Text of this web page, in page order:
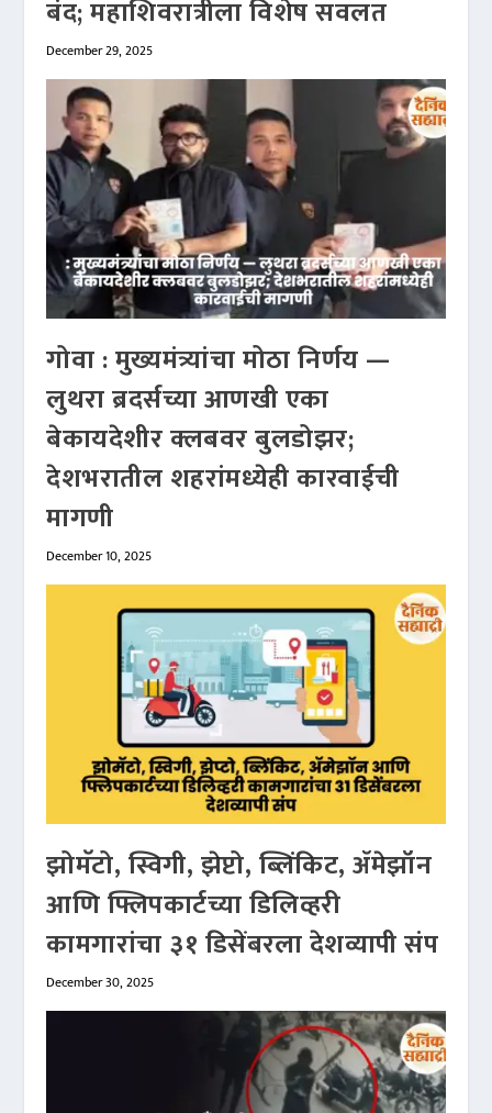
बंद; महाशिवरात्रीला विशेष सवलत
December 29, 2025
गोवा : मुख्यमंत्र्यांचा मोठा निर्णय —
लुथरा ब्रदर्सच्या आणखी एका
बेकायदेशीर क्लबवर बुलडोझर;
देशभरातील शहरांमध्येही कारवाईची
मागणी
December 10, 2025
झोमॅटो, स्विगी, झेप्टो, ब्लिंकिट, ॲमेझॉन
आणि फ्लिपकार्टच्या डिलिव्हरी
कामगारांचा ३१ डिसेंबरला देशव्यापी संप
December 30, 2025